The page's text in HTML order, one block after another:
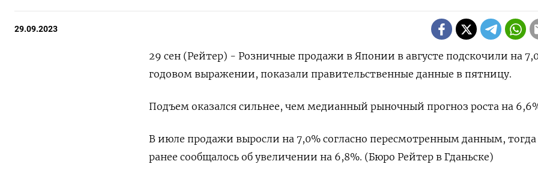
29.09.2023
29 сен (Рейтер) - Розничные продажи в Японии в августе подскочили на
годовом выражении, показали правительственные данные в пятницу.
Подъем оказался сильнее, чем медианный рыночный прогноз роста на
В июле продажи выросли на 7,0% согласно пересмотренным данным, тогда
ранее сообщалось об увеличении на 6,8%. (Бюро Рейтер в Гданьске)